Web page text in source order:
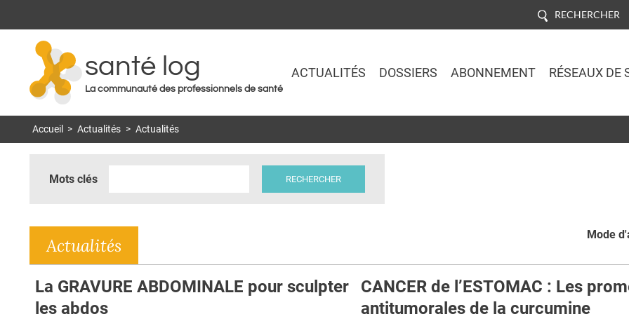
RECHERCHER
santé log
La communauté des professionnels de santé
ACTUALITÉS DOSSIERS ABONNEMENT RÉSEAUX DE
Accueil > Actualités > Actualités
Mots clés
Mode
Actualités
La GRAVURE ABDOMINALE pour sculpter
les abdos
CANCER de l’ESTOMAC : Les
antitumorales de la curcumine